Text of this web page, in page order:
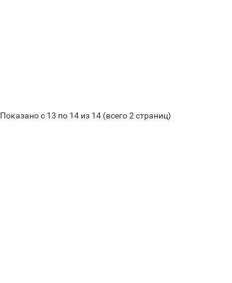
Показано с 13 по 14 из 14 (всего 2 страниц)